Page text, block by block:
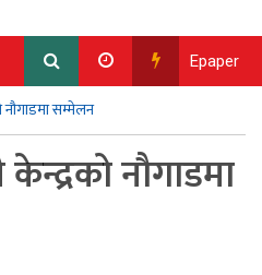
Epaper
सम्मेलन
नौगाडमा